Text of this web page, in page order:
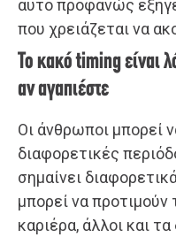
αυτό προφανώς
που χρειάζεται να
Το κακό timing είναι
αν αγαπιέστε
Οι άνθρωποι μπορεί
διαφορετικές
σημαίνει
μπορεί να προτιμούν
καριέρα, άλλοι και τα